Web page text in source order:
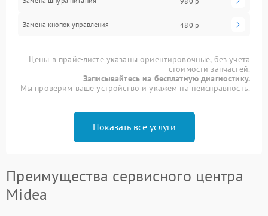
Замена кнопок управления 480 р
Цены в прайс-листе указаны ориентировочные, без учета
стоимости запчастей.
Записывайтесь на бесплатную диагностику.
Мы проверим ваше устройство и укажем на неисправность.
Показать все услуги
Преимущества сервисного центра
Midea